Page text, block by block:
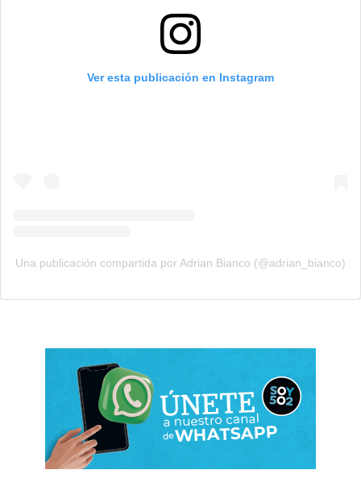
Ver esta publicación en Instagram
Una publicación compartida por Adrian Bianco (@adrian_bianco)